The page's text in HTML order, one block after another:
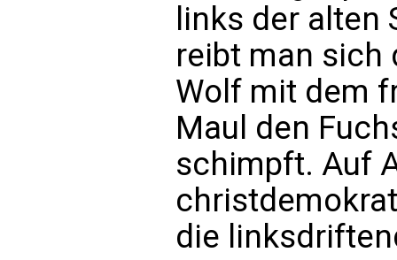
links der alten
reibt man sich
Wolf mit dem
Maul den
schimpft. Auf
die